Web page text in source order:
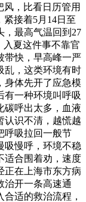
，比看日历管用
接着5月14日至
，最高气温回到27
夏这件事不靠官
带快，早高峰一严
乱，这类环境有时
身体先开了应急模
有一种环境叫呼吸
碳呼出太多，血液
认识不清，越慌越
呼吸拉回一般节
吸慢呼，环境不稳
适合围着劝，速度
正在上海市东方病
治开一条高速通
适的救治流程，